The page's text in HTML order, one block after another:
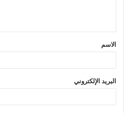
الاسم
البريد الإلكتروني